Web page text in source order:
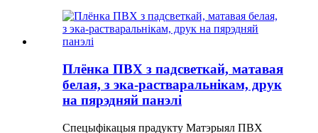
Плёнка ПВХ з падсветкай, матавая
белая, з эка-растваральнікам, друк
на пярэдняй панэлі
Спецыфікацыя прадукту Матэрыял ПВХ